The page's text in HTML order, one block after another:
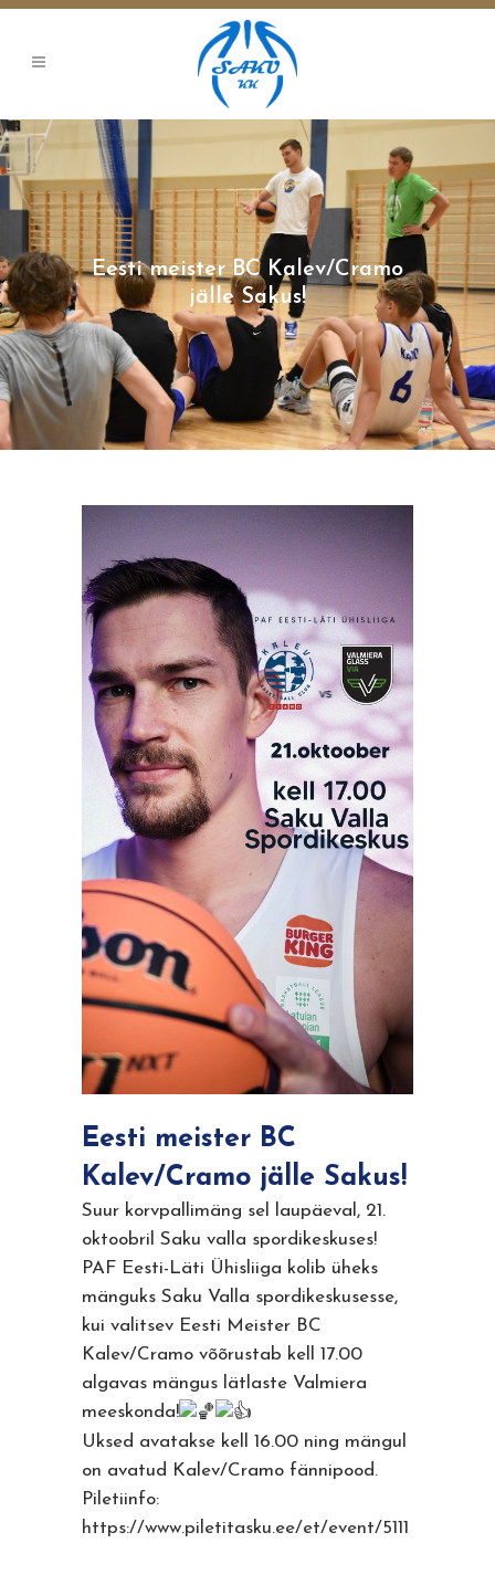
Eesti meister BC Kalev/Cramo
jälle Sakus!
Eesti meister BC
Kalev/Cramo jälle Sakus!
Suur korvpallimäng sel laupäeval, 21.
oktoobril Saku valla spordikeskuses!
PAF Eesti-Läti Ühisliiga kolib üheks
mänguks Saku Valla spordikeskusesse,
kui valitsev Eesti Meister BC
Kalev/Cramo võõrustab kell 17.00
algavas mängus lätlaste Valmiera
meeskonda!
Uksed avatakse kell 16.00 ning mängul
on avatud Kalev/Cramo fännipood.
Piletiinfo:
https://www.piletitasku.ee/et/event/5111